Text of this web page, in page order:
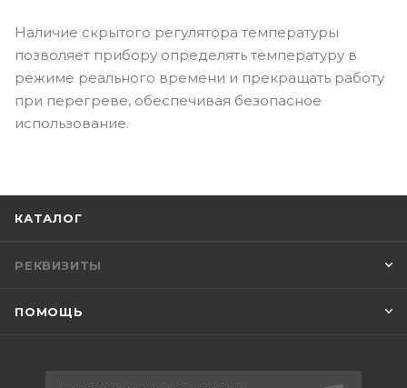
Наличие скрытого регулятора температуры
позволяет прибору определять температуру в
режиме реального времени и прекращать работу
при перегреве, обеспечивая безопасное
использование.
КАТАЛОГ
РЕКВИЗИТЫ
ПОМОЩЬ